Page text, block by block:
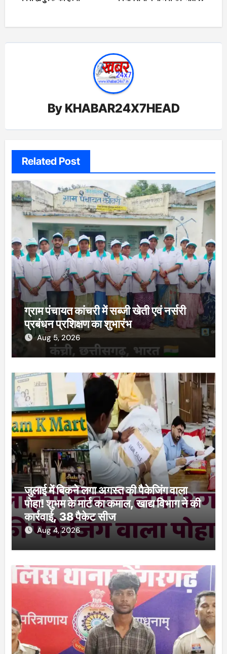
By KHABAR24X7HEAD
Related Post
ग्राम पंचायत कांचरी में सब्जी खेती एवं नर्सरी
प्रबंधन प्रशिक्षण का शुभारंभ
Aug 5, 2026
जुलाई में बिकने लगा अगस्त की पैकेजिंग वाला
पोहा! शुभम के मार्ट का कमाल, खाद्य विभाग ने की
कार्रवाई, 38 पैकेट सीज
Aug 4, 2026